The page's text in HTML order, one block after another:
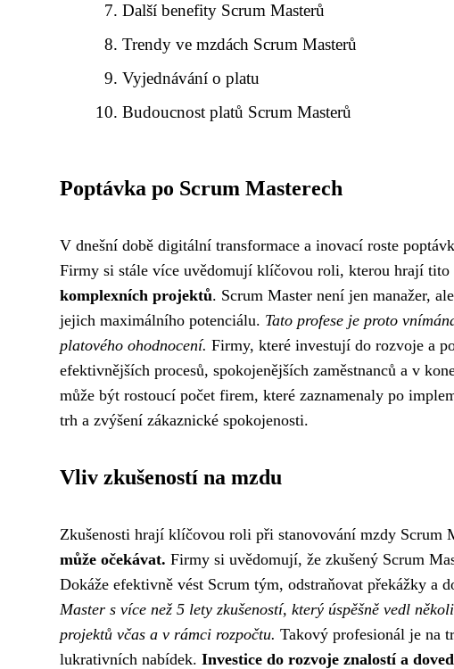
Další benefity Scrum Masterů
Trendy ve mzdách Scrum Masterů
Vyjednávání o platu
Budoucnost platů Scrum Masterů
Poptávka po Scrum Masterech
V dnešní době digitální transformace a inovací roste
Firmy si stále více uvědomují klíčovou roli, kterou hrají
komplexních projektů. Scrum Master není jen manažer,
jejich maximálního potenciálu. Tato profese je proto
platového ohodnocení. Firmy, které investují do rozvoje a
efektivnějších procesů, spokojenějších zaměstnanců a v
může být rostoucí počet firem, které zaznamenaly po
trh a zvýšení zákaznické spokojenosti.
Vliv zkušeností na mzdu
Zkušenosti hrají klíčovou roli při stanovování mzdy Scrum
může očekávat. Firmy si uvědomují, že zkušený Scrum
Dokáže efektivně vést Scrum tým, odstraňovat překážky a
Master s více než 5 lety zkušeností, který úspěšně vedl
projektů včas a v rámci rozpočtu. Takový profesionál je na
lukrativních nabídek. Investice do rozvoje znalostí a